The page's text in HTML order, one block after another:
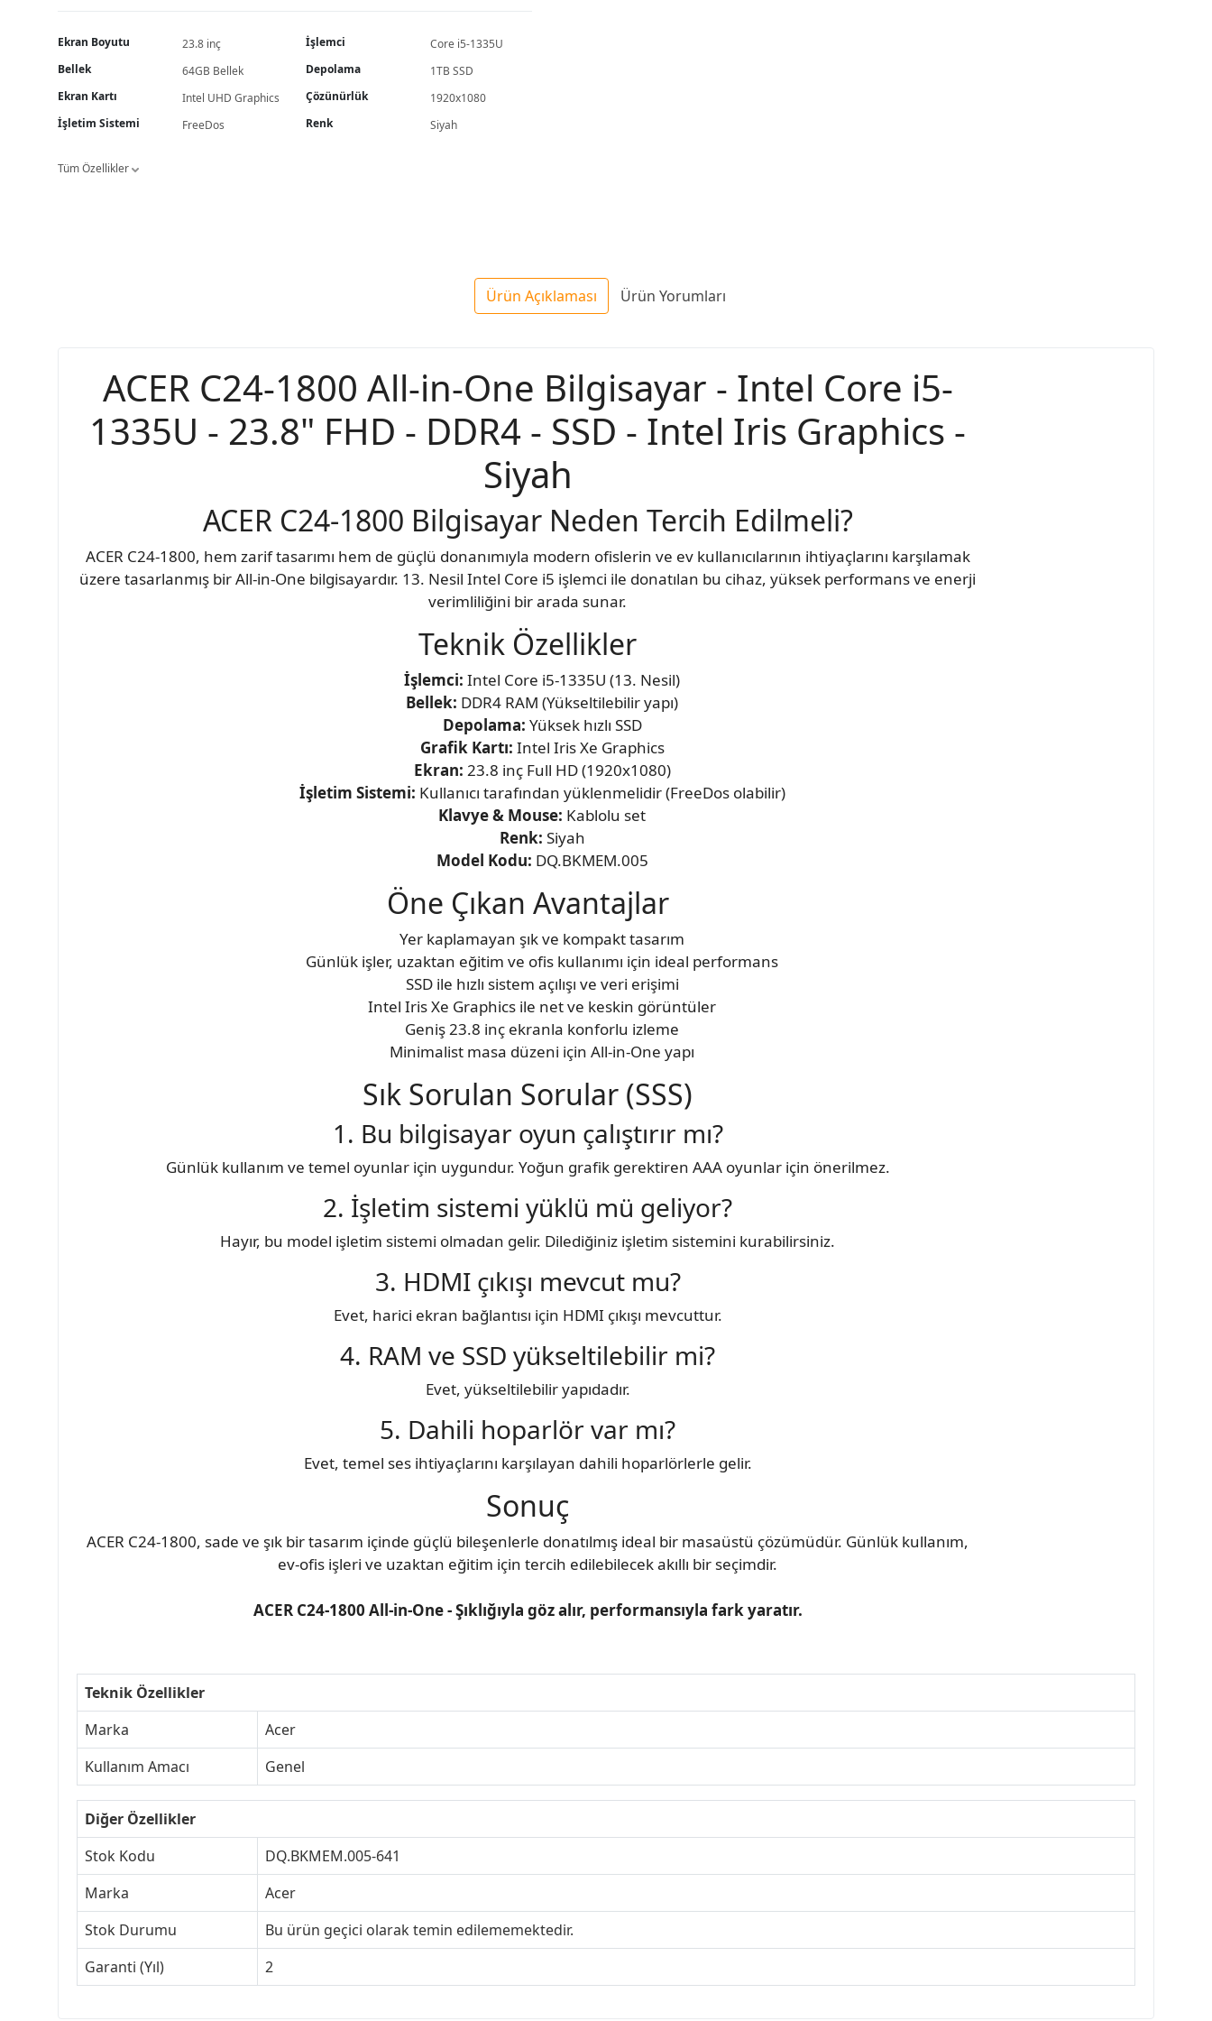
Ekran Boyutu 23.8 inç İşlemci
Core i5-1335U
Bellek
64GB Bellek Depolama
1TB SSD
Ekran Kartı
Intel UHD Graphics Çözünürlük
1920x1080
İşletim Sistemi
FreeDos Renk Siyah
Tüm Özellikler
Ürün Açıklaması Ürün Yorumları
ACER C24-1800 All-in-One Bilgisayar - Intel Core i5-
1335U - 23.8" FHD - DDR4 - SSD - Intel Iris Graphics -
Siyah
ACER C24-1800 Bilgisayar Neden Tercih Edilmeli?
ACER C24-1800, hem zarif tasarımı hem de güçlü donanımıyla modern ofislerin ve ev kullanıcılarının ihtiyaçlarını karşılamak
üzere tasarlanmış bir All-in-One bilgisayardır. 13. Nesil Intel Core i5 işlemci ile donatılan bu cihaz, yüksek performans ve enerji
verimliliğini bir arada sunar.
Teknik Özellikler
İşlemci: Intel Core i5-1335U (13. Nesil)
Bellek: DDR4 RAM (Yükseltilebilir yapı)
Depolama: Yüksek hızlı SSD
Grafik Kartı: Intel Iris Xe Graphics
Ekran: 23.8 inç Full HD (1920x1080)
İşletim Sistemi: Kullanıcı tarafından yüklenmelidir (FreeDos olabilir)
Klavye & Mouse: Kablolu set
Renk: Siyah
Model Kodu: DQ.BKMEM.005
Öne Çıkan Avantajlar
Yer kaplamayan şık ve kompakt tasarım
Günlük işler, uzaktan eğitim ve ofis kullanımı için ideal performans
SSD ile hızlı sistem açılışı ve veri erişimi
Intel Iris Xe Graphics ile net ve keskin görüntüler
Geniş 23.8 inç ekranla konforlu izleme
Minimalist masa düzeni için All-in-One yapı
Sık Sorulan Sorular (SSS)
1. Bu bilgisayar oyun çalıştırır mı?
Günlük kullanım ve temel oyunlar için uygundur. Yoğun grafik gerektiren AAA oyunlar için önerilmez.
2. İşletim sistemi yüklü mü geliyor?
Hayır, bu model işletim sistemi olmadan gelir. Dilediğiniz işletim sistemini kurabilirsiniz.
3. HDMI çıkışı mevcut mu?
Evet, harici ekran bağlantısı için HDMI çıkışı mevcuttur.
4. RAM ve SSD yükseltilebilir mi?
Evet, yükseltilebilir yapıdadır.
5. Dahili hoparlör var mı?
Evet, temel ses ihtiyaçlarını karşılayan dahili hoparlörlerle gelir.
Sonuç
ACER C24-1800, sade ve şık bir tasarım içinde güçlü bileşenlerle donatılmış ideal bir masaüstü çözümüdür. Günlük kullanım,
ev-ofis işleri ve uzaktan eğitim için tercih edilebilecek akıllı bir seçimdir.
ACER C24-1800 All-in-One - Şıklığıyla göz alır, performansıyla fark yaratır.
Teknik Özellikler
Marka
Acer
Kullanım Amacı
Genel
Diğer Özellikler
Stok Kodu
DQ.BKMEM.005-641
Marka
Acer
Stok Durumu
Bu ürün geçici olarak temin edilememektedir.
Garanti (Yıl)
2